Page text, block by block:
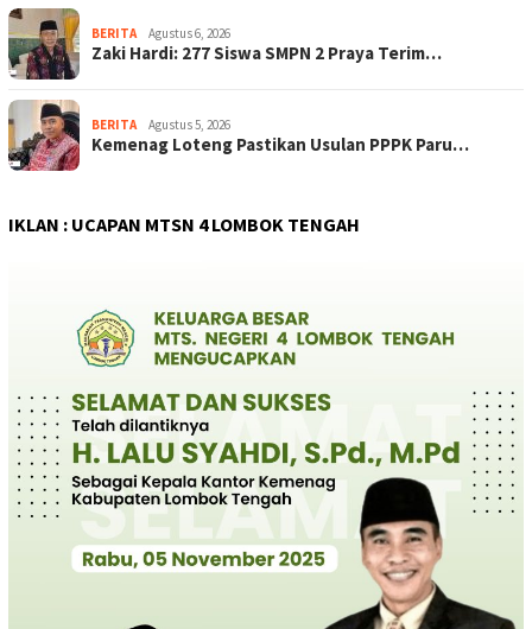
BERITA Agustus 6, 2026
Zaki Hardi: 277 Siswa SMPN 2 Praya Terim…
BERITA Agustus 5, 2026
Kemenag Loteng Pastikan Usulan PPPK Paru…
IKLAN : UCAPAN MTSN 4 LOMBOK TENGAH